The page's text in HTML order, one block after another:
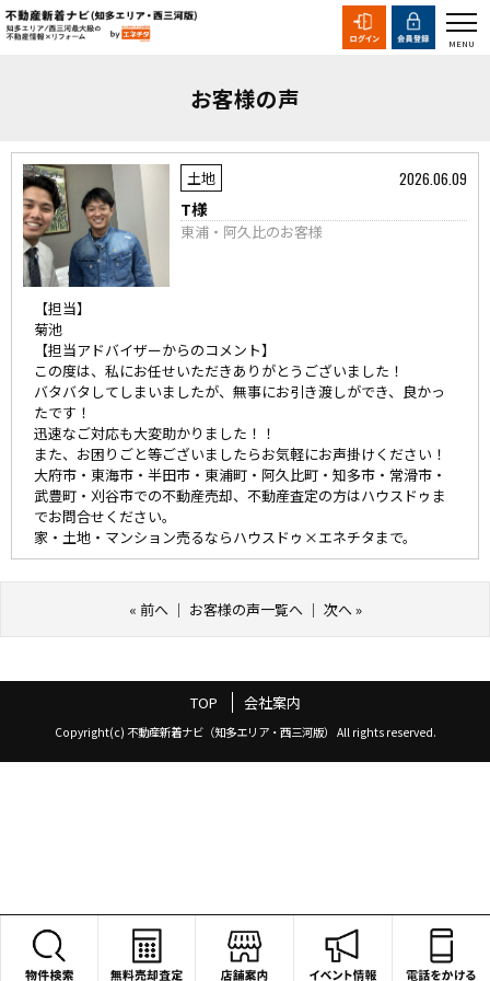
お客様の声
土地 2026.06.09
T様
東浦・阿久比のお客様
【担当】
菊池
【担当アドバイザーからのコメント】
この度は、私にお任せいただきありがとうございました！
バタバタしてしまいましたが、無事にお引き渡しができ、良かっ
たです！
迅速なご対応も大変助かりました！！
また、お困りごと等ございましたらお気軽にお声掛けください！
大府市・東海市・半田市・東浦町・阿久比町・知多市・常滑市・
武豊町・刈谷市での不動産売却、不動産査定の方はハウスドゥま
でお問合せください。
家・土地・マンション売るならハウスドゥ×エネチタまで。
« 前へ｜ お客様の声一覧へ｜ 次へ»
TOP 会社案内
Copyright(c) 不動産新着ナビ（知多エリア・西三河版） All rights reserved.